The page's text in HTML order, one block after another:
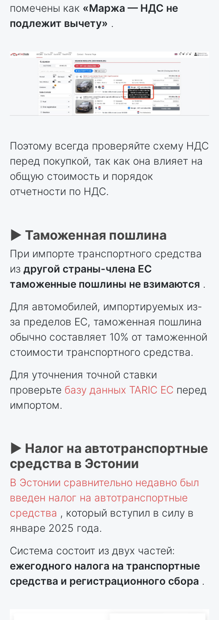
помечены как «Маржа — НДС не
подлежит вычету» .
Поэтому всегда проверяйте схему НДС
перед покупкой, так как она влияет на
общую стоимость и порядок
отчетности по НДС.
► Таможенная пошлина
При импорте транспортного средства
из другой страны-члена ЕС
таможенные пошлины не взимаются .
Для автомобилей, импортируемых из-
за пределов ЕС, таможенная пошлина
обычно составляет 10% от таможенной
стоимости транспортного средства.
Для уточнения точной ставки
проверьте базу данных TARIC ЕС перед
импортом.
► Налог на автотранспортные
средства в Эстонии
В Эстонии сравнительно недавно был
введен налог на автотранспортные
средства , который вступил в силу в
январе 2025 года.
Система состоит из двух частей:
ежегодного налога на транспортные
средства и регистрационного сбора .